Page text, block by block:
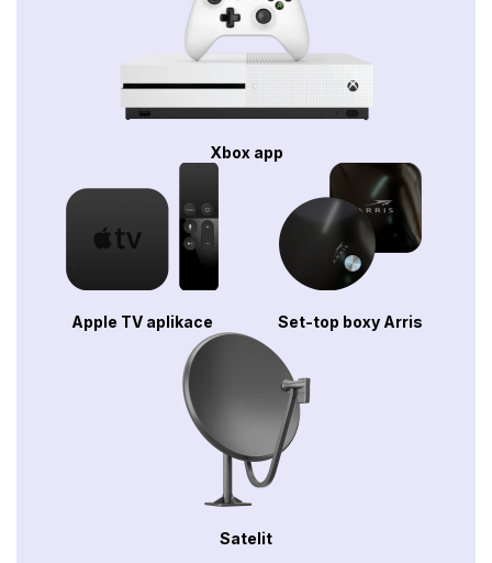
Xbox app
Apple TV aplikace Set-top boxy Arris
Satelit